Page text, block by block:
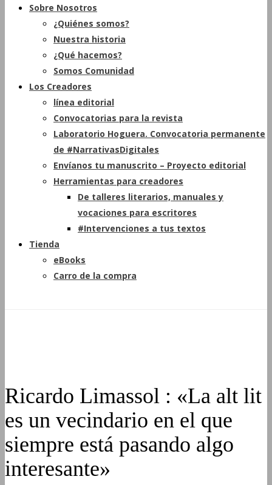
Sobre Nosotros
¿Quiénes somos?
Nuestra historia
¿Qué hacemos?
Somos Comunidad
Los Creadores
línea editorial
Convocatorias para la revista
Laboratorio Hoguera. Convocatoria permanente
de #NarrativasDigitales
Envíanos tu manuscrito – Proyecto editorial
Herramientas para creadores
De talleres literarios, manuales y
vocaciones para escritores
#Intervenciones a tus textos
Tienda
eBooks
Carro de la compra
Ricardo Limassol : «La alt lit
es un vecindario en el que
siempre está pasando algo
interesante»